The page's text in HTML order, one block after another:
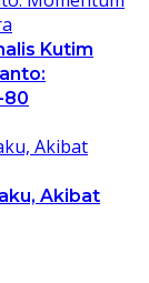
Kutim
80
Akibat